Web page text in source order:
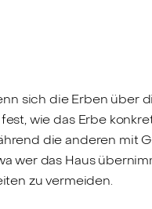
sich die Erben
wie das Erbe
die anderen
wer das Haus
zu vermeiden.